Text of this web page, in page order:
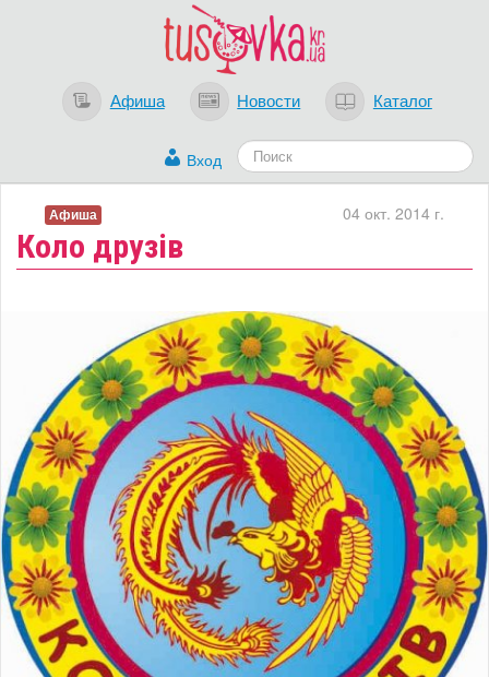
Афиша Новости Каталог
Вход
Коло друзів
04 окт. 2014 г.
Афиша